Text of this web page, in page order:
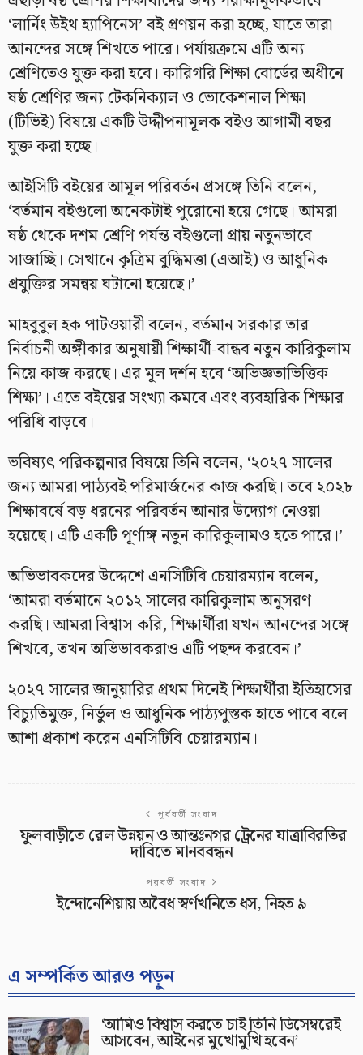
‘লার্নিং উইথ হ্যাপিনেস’ বই প্রণয়ন করা হচ্ছে, যাতে তারা
আনন্দের সঙ্গে শিখতে পারে। পর্যায়ক্রমে এটি অন্য
শ্রেণিতেও যুক্ত করা হবে। কারিগরি শিক্ষা বোর্ডের অধীনে
ষষ্ঠ শ্রেণির জন্য টেকনিক্যাল ও ভোকেশনাল শিক্ষা
(টিভিই) বিষয়ে একটি উদ্দীপনামূলক বইও আগামী বছর
যুক্ত করা হচ্ছে।
আইসিটি বইয়ের আমূল পরিবর্তন প্রসঙ্গে তিনি বলেন,
‘বর্তমান বইগুলো অনেকটাই পুরোনো হয়ে গেছে। আমরা
ষষ্ঠ থেকে দশম শ্রেণি পর্যন্ত বইগুলো প্রায় নতুনভাবে
সাজাচ্ছি। সেখানে কৃত্রিম বুদ্ধিমত্তা (এআই) ও আধুনিক
প্রযুক্তির সমন্বয় ঘটানো হয়েছে।’
মাহবুবুল হক পাটওয়ারী বলেন, বর্তমান সরকার তার
নির্বাচনী অঙ্গীকার অনুযায়ী শিক্ষার্থী-বান্ধব নতুন কারিকুলাম
নিয়ে কাজ করছে। এর মূল দর্শন হবে ‘অভিজ্ঞতাভিত্তিক
শিক্ষা’। এতে বইয়ের সংখ্যা কমবে এবং ব্যবহারিক শিক্ষার
পরিধি বাড়বে।
ভবিষ্যৎ পরিকল্পনার বিষয়ে তিনি বলেন, ‘২০২৭ সালের
জন্য আমরা পাঠ্যবই পরিমার্জনের কাজ করছি। তবে ২০২৮
শিক্ষাবর্ষে বড় ধরনের পরিবর্তন আনার উদ্যোগ নেওয়া
হয়েছে। এটি একটি পূর্ণাঙ্গ নতুন কারিকুলামও হতে পারে।’
অভিভাবকদের উদ্দেশে এনসিটিবি চেয়ারম্যান বলেন,
‘আমরা বর্তমানে ২০১২ সালের কারিকুলাম অনুসরণ
করছি। আমরা বিশ্বাস করি, শিক্ষার্থীরা যখন আনন্দের সঙ্গে
শিখবে, তখন অভিভাবকরাও এটি পছন্দ করবেন।’
২০২৭ সালের জানুয়ারির প্রথম দিনেই শিক্ষার্থীরা ইতিহাসের
বিচ্যুতিমুক্ত, নির্ভুল ও আধুনিক পাঠ্যপুস্তক হাতে পাবে বলে
আশা প্রকাশ করেন এনসিটিবি চেয়ারম্যান।
পূর্ববর্তী সংবাদ
ফুলবাড়ীতে রেল উন্নয়ন ও আন্তঃনগর ট্রেনের যাত্রাবিরতির
দাবিতে মানববন্ধন
পরবর্তী সংবাদ
ইন্দোনেশিয়ায় অবৈধ স্বর্ণখনিতে ধস, নিহত ৯
এ সম্পর্কিত আরও পড়ুন
‘আমিও বিশ্বাস করতে চাই তিনি ডিসেম্বরেই
আসবেন, আইনের মুখোমুখি হবেন’